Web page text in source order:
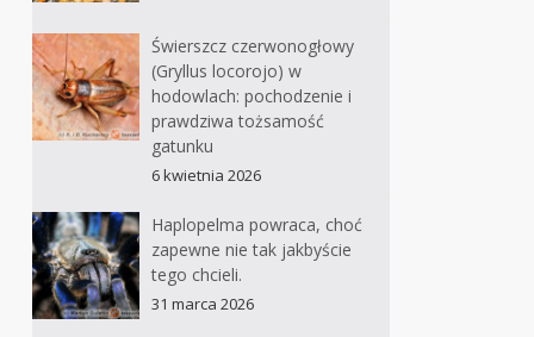
Świerszcz czerwonogłowy
(Gryllus locorojo) w
hodowlach: pochodzenie i
prawdziwa tożsamość
gatunku
6 kwietnia 2026
Haplopelma powraca, choć
zapewne nie tak jakbyście
tego chcieli.
31 marca 2026